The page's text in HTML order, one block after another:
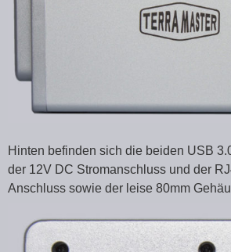
Hinten befinden sich die beiden USB
der 12V DC Stromanschluss und der
Anschluss sowie der leise 80mm